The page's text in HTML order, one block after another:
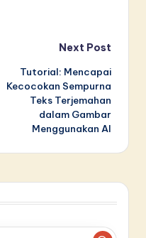
Next Post
Tutorial: Mencapai
Kecocokan Sempurna
Teks Terjemahan
dalam Gambar
Menggunakan AI